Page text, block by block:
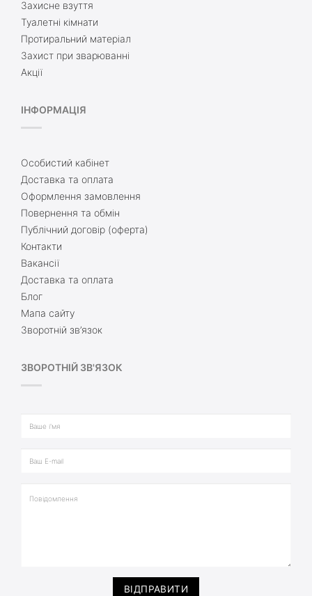
Захисне взуття
Туалетні кімнати
Протиральний матеріал
Захист при зварюванні
Акції
ІНФОРМАЦІЯ
Особистий кабінет
Доставка та оплата
Оформлення замовлення
Повернення та обмін
Публічний договір (оферта)
Контакти
Вакансії
Доставка та оплата
Блог
Мапа сайту
Зворотній зв’язок
ЗВОРОТНІЙ ЗВ'ЯЗОК
ВІДПРАВИТИ